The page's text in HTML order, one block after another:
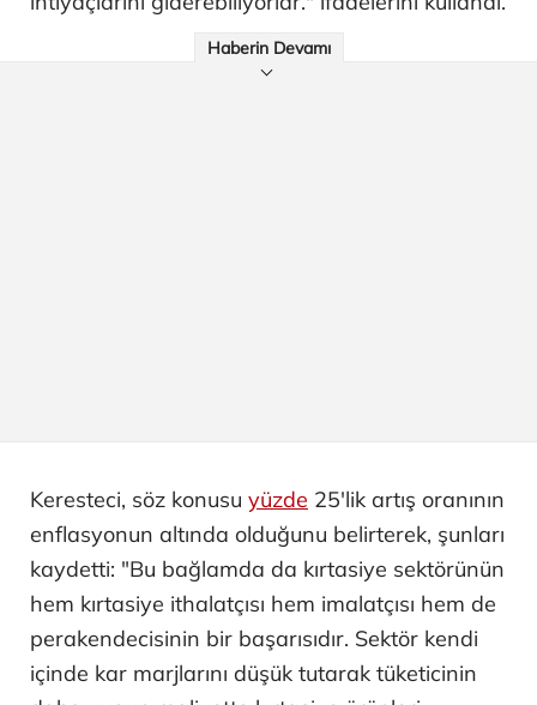
Haberin Devamı
Keresteci, söz konusu yüzde 25'lik artış oranının
enflasyonun altında olduğunu belirterek, şunları
kaydetti: "Bu bağlamda da kırtasiye sektörünün
hem kırtasiye ithalatçısı hem imalatçısı hem de
perakendecisinin bir başarısıdır. Sektör kendi
içinde kar marjlarını düşük tutarak tüketicinin